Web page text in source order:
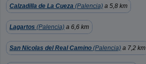
Calzadilla de La Cueza (Palencia) a 5,8 km
Lagartos (Palencia) a 6,6 km
San Nicolas del Real Camino (Palencia) a 7,2 km